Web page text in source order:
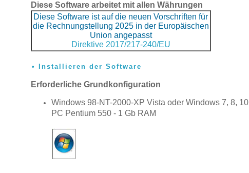
Diese Software arbeitet mit allen Währungen
Diese Software ist auf die neuen Vorschriften für
die Rechnungstellung 2025 in der Europäischen
Union angepasst
Direktive 2017/217-240/EU
Installieren der Software
Erforderliche Grundkonfiguration
Windows 98-NT-2000-XP Vista oder Windows 7, 8, 10
PC Pentium 550 - 1 Gb RAM